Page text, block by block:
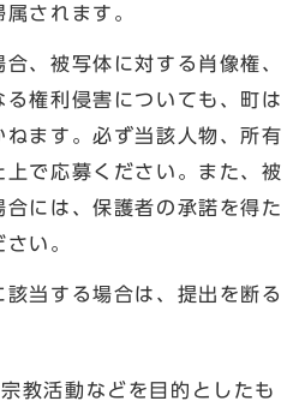
されます。
、被写体に対する肖像権、
る権利侵害についても、町は
ねます。必ず当該人物、所有
上で応募ください。また、被
合には、保護者の承諾を得た
い。
該当する場合は、提出を断る
教活動などを目的としたも